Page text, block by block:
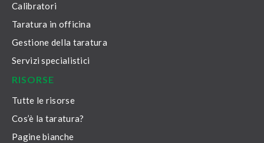
Calibratori
Taratura in officina
Gestione della taratura
Servizi specialistici
RISORSE
Tutte le risorse
Cos’è la taratura?
Pagine bianche